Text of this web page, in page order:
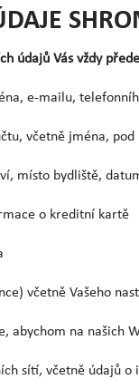
údajů Vás vždy
e-mailu,
včetně jména,
místo bydliště,
o kreditní kartě
včetně Vašeho
abychom na našich
sítí, včetně údajů